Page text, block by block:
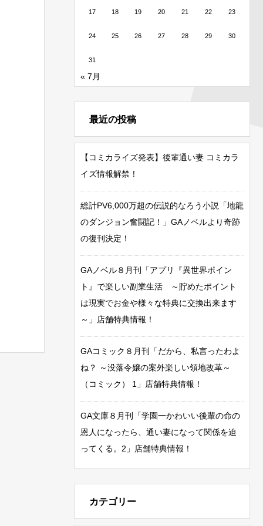
17 18 19 20 21 22 23
24 25 26 27 28 29 30
31
« 7月
最近の投稿
【コミカライズ発表】後輩通い妻 コミカラ
イズ情報解禁！
総計PV6,000万超の伝説的なろう小説「地龍
のダンジョン奮闘記！」GAノベルより奇跡
の復刊決定！
GAノベル８月刊「アプリ『異世界ポイン
ト』で楽しい副業生活 ～貯めたポイント
は現実でお金や様々な特典に交換出来ます
～」店舗特典情報！
GAコミック８月刊「だから、私言ったわよ
ね？ ～没落令嬢の案外楽しい領地改革～
（コミック） 1」店舗特典情報！
GA文庫８月刊「学園一かわいい後輩の命の
恩人になったら、通い妻になって関係を迫
ってくる。2」店舗特典情報！
カテゴリー